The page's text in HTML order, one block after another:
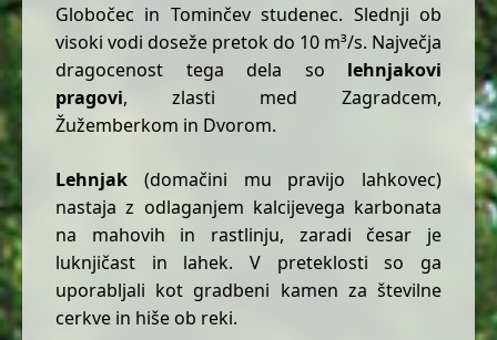
Globočec in Tominčev studenec. Slednji ob
visoki vodi doseže pretok do 10 m³/s. Največja
dragocenost tega dela so lehnjakovi
pragovi, zlasti med Zagradcem,
Žužemberkom in Dvorom.
Lehnjak (domačini mu pravijo lahkovec)
nastaja z odlaganjem kalcijevega karbonata
na mahovih in rastlinju, zaradi česar je
luknjičast in lahek. V preteklosti so ga
uporabljali kot gradbeni kamen za številne
cerkve in hiše ob reki.